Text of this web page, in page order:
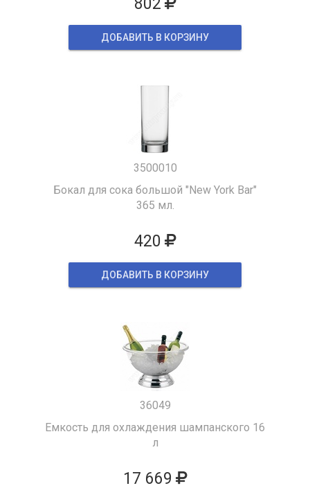
802
ДОБАВИТЬ В КОРЗИНУ
3500010
Бокал для сока большой "New York Bar"
365 мл.
420
ДОБАВИТЬ В КОРЗИНУ
36049
Емкость для охлаждения шампанского 16
л
17 669